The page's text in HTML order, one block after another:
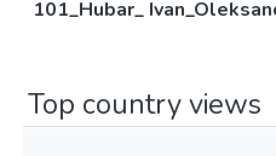
101_Hubar_
Top country views